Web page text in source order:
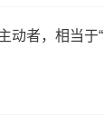
动者，相当于“